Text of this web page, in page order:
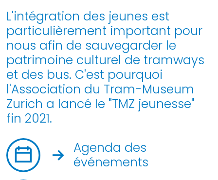
L'intégration des jeunes est
particulièrement important pour
nous afin de sauvegarder le
patrimoine culturel de tramways
et des bus. C'est pourquoi
l'Association du Tram-Museum
Zurich a lancé le "TMZ jeunesse"
fin 2021.
Agenda des
événements